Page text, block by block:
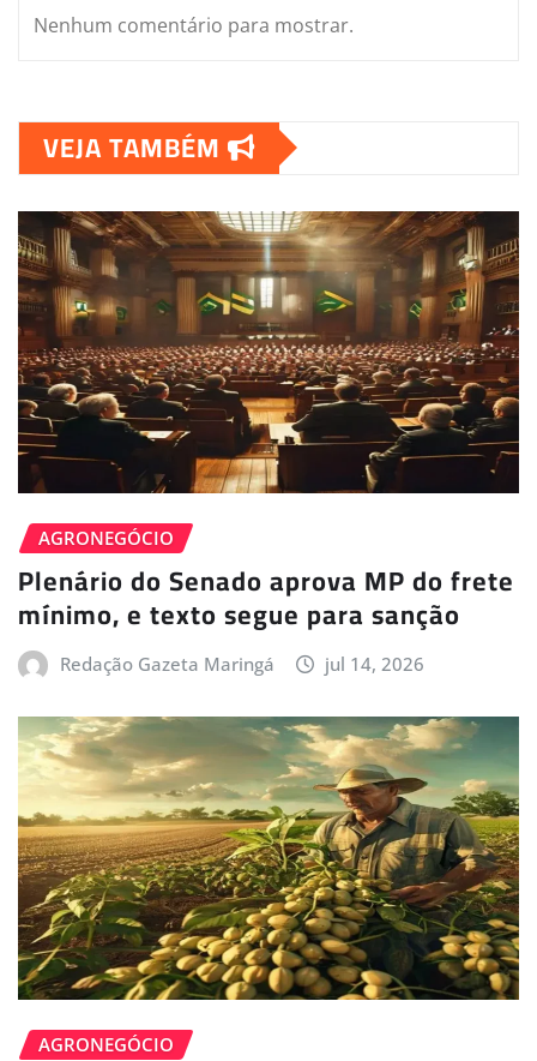
Nenhum comentário para mostrar.
VEJA TAMBÉM
AGRONEGÓCIO
Plenário do Senado aprova MP do frete
mínimo, e texto segue para sanção
Redação Gazeta Maringá jul 14, 2026
AGRONEGÓCIO